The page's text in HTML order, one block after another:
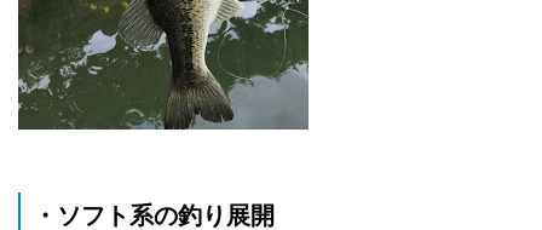
・ソフト系の釣り展開